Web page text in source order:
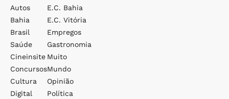
Autos
Bahia
Brasil
Saúde
Cineinsite
Concursos
Cultura
Digital
E.c. Bahia
E.c. Vitória
Empregos
Gastronomia
Muito
Mundo
Opinião
Política